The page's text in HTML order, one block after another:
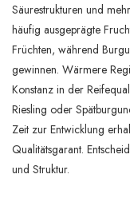
Säurestrukturen und
häufig ausgeprägte
Früchten, während
gewinnen. Wärmere
Konstanz in der
Riesling oder
Zeit zur Entwicklung
Qualitätsgarant.
und Struktur.